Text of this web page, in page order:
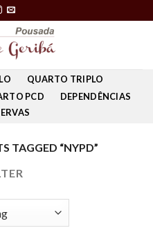
QUARTO TRIPLO
PCD
DEPENDÊNCIAS
TAGGED “NYPD”